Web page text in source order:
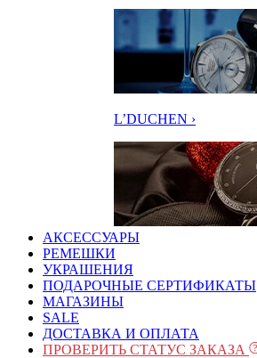
L’DUCHEN ›
АКСЕССУАРЫ
РЕМЕШКИ
УКРАШЕНИЯ
ПОДАРОЧНЫЕ СЕРТИФИКАТЫ
МАГАЗИНЫ
SALE
ДОСТАВКА И ОПЛАТА
ПРОВЕРИТЬ СТАТУС ЗАКАЗА